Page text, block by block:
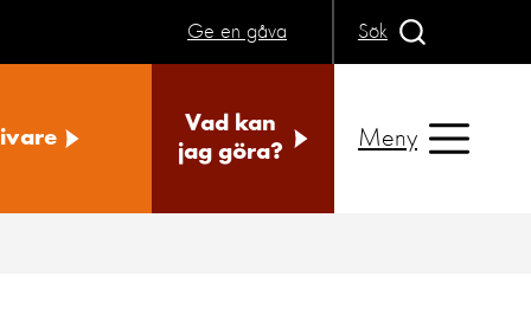
Ge en gåva Sök
Vad kan
jag göra?
Meny